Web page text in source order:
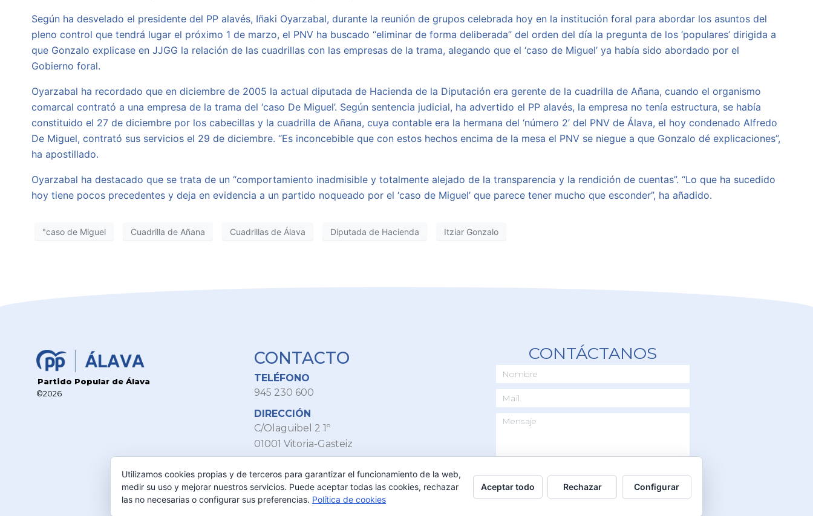
Según ha desvelado el presidente del PP alavés, Iñaki Oyarzabal, durante la reunión de grupos celebrada hoy en la institución foral para abordar los asuntos del
pleno control que tendrá lugar el próximo 1 de marzo, el PNV ha buscado “eliminar de forma deliberada” del orden del día la pregunta de los ‘populares’ dirigida a
que Gonzalo explicase en JJGG la relación de las cuadrillas con las empresas de la trama, alegando que el ‘caso de Miguel’ ya había sido abordado por el
Gobierno foral.
Oyarzabal ha recordado que en diciembre de 2005 la actual diputada de Hacienda de la Diputación era gerente de la cuadrilla de Añana, cuando el organismo
comarcal contrató a una empresa de la trama del ‘caso De Miguel’. Según sentencia judicial, ha advertido el PP alavés, la empresa no tenía estructura, se había
constituido el 27 de diciembre por los cabecillas y la cuadrilla de Añana, cuya contable era la hermana del ‘número 2’ del PNV de Álava, el hoy condenado Alfredo
De Miguel, contrató sus servicios el 29 de diciembre. “Es inconcebible que con estos hechos encima de la mesa el PNV se niegue a que Gonzalo dé explicaciones”,
ha apostillado.
Oyarzabal ha destacado que se trata de un “comportamiento inadmisible y totalmente alejado de la transparencia y la rendición de cuentas”. “Lo que ha sucedido
hoy tiene pocos precedentes y deja en evidencia a un partido noqueado por el ‘caso de Miguel’ que parece tener mucho que esconder”, ha añadido.
"caso de Miguel Cuadrilla de Añana Cuadrillas de Álava Diputada de Hacienda Itziar Gonzalo
Partido Popular de Álava
©2026
CONTACTO
TELÉFONO
945 230 600
DIRECCIÓN
C/Olaguibel 2 1º
01001 Vitoria-Gasteiz
info@ppalava.com
CONTÁCTANOS
ENVIAR
Utilizamos cookies propias y de terceros para garantizar el funcionamiento de la web,
medir su uso y mejorar nuestros servicios. Puede aceptar todas las cookies, rechazar
las no necesarias o configurar sus preferencias. Política de cookies
Aceptar todo Rechazar Configurar